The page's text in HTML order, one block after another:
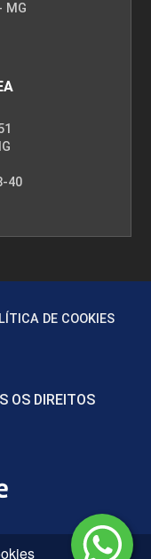
MG
40
DE COOKIES
OS DIREITOS